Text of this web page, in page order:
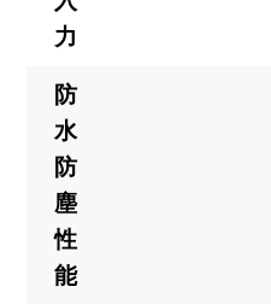
力
防
水
防
塵
性
能